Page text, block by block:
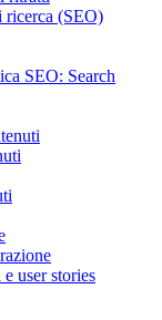
ricerca (SEO)
SEO: Search
user stories